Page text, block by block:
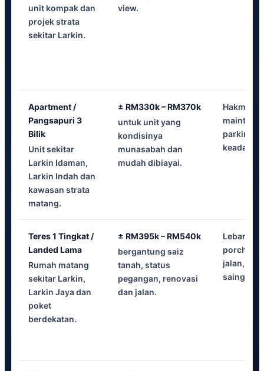
unit kompak dan
projek strata
sekitar Larkin.
view.
Apartment /
Pangsapuri 3
Bilik
Unit sekitar
Larkin Idaman,
Larkin Indah dan
kawasan strata
matang.
± RM330k – RM370k
untuk unit yang
kondisinya
munasabah dan
mudah dibiayai.
Hakmilik
parking,
keadaan
Teres 1 Tingkat /
Landed Lama
Rumah matang
sekitar Larkin,
Larkin Jaya dan
poket
berdekatan.
± RM395k – RM540k
bergantung saiz
tanah, status
pegangan, renovasi
dan jalan.
Lebar
porch,
jalan,
saingan